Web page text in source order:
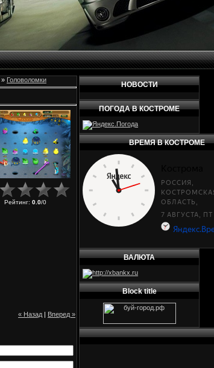
» Головоломки
Рейтинг: 0.0/0
« Назад Вперед »
НОВОСТИ
ПОГОДА В КОСТРОМЕ
ВРЕМЯ В КОСТРОМЕ
ВАЛЮТА
Block title